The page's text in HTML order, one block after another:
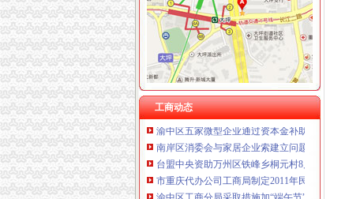
工商动态
市重庆代办公司局副巡视员高印平率队到南
长寿局重庆代办公司大力促进非公经济组织创
沙坪坝局重庆分公司注销三举措帮扶中小企业
江津局重庆税务注销以四个注重为抓手大力发
垫江局重庆代办公司全面完成微型企业试点发
云局重庆公司注销稳步推进学习型机关建设成
渝中区五家微型企业通过资本金补助评审
南岸区消委会与家居企业索建立问题家居先行
台盟中央资助万州区铁峰乡桐元村8户残疾人
市重庆代办公司工商局制定2011年民主评议
渝中区工商分局采取措施加“端午节”重庆分